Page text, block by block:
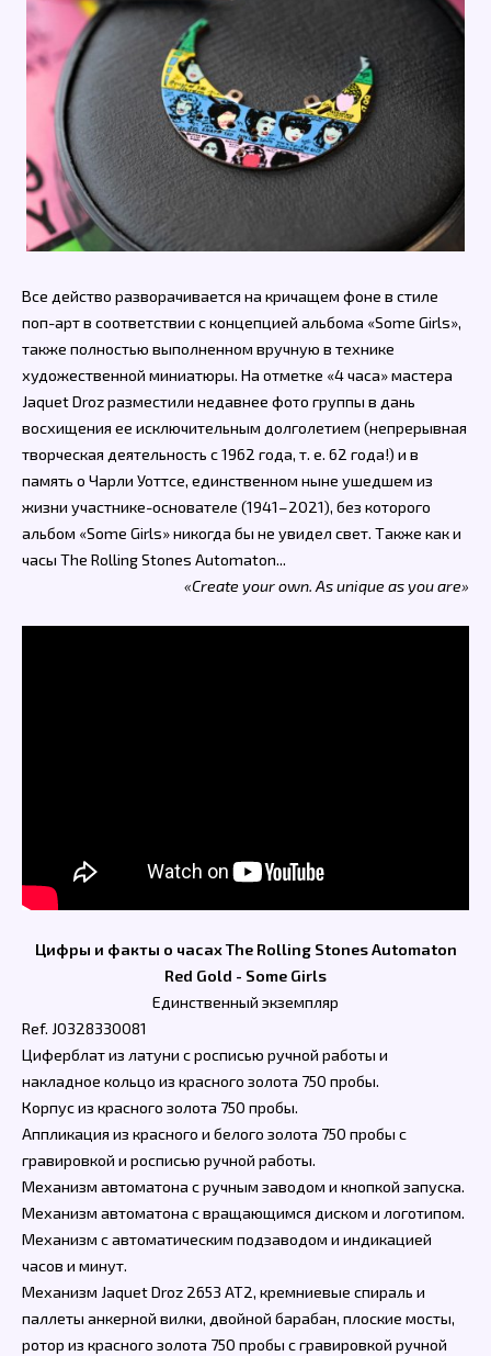
Все действо разворачивается на кричащем фоне в стиле
поп-арт в соответствии с концепцией альбома «Some Girls»,
также полностью выполненном вручную в технике
художественной миниатюры. На отметке «4 часа» мастера
Jaquet Droz разместили недавнее фото группы в дань
восхищения ее исключительным долголетием (непрерывная
творческая деятельность с 1962 года, т. е. 62 года!) и в
память о Чарли Уоттсе, единственном ныне ушедшем из
жизни участнике-основателе (1941–2021), без которого
альбом «Some Girls» никогда бы не увидел свет. Также как и
часы The Rolling Stones Automaton...
«Create your own. As unique as you are»
Цифры и факты о часах The Rolling Stones Automaton
Red Gold - Some Girls
Единственный экземпляр
Ref. J0328330081
Циферблат из латуни с росписью ручной работы и
накладное кольцо из красного золота 750 пробы.
Корпус из красного золота 750 пробы.
Аппликация из красного и белого золота 750 пробы с
гравировкой и росписью ручной работы.
Механизм автоматона с ручным заводом и кнопкой запуска.
Механизм автоматона с вращающимся диском и логотипом.
Механизм с автоматическим подзаводом и индикацией
часов и минут.
Механизм Jaquet Droz 2653 AT2, кремниевые спираль и
паллеты анкерной вилки, двойной барабан, плоские мосты,
ротор из красного золота 750 пробы с гравировкой ручной